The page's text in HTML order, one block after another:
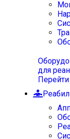
для
Перейти